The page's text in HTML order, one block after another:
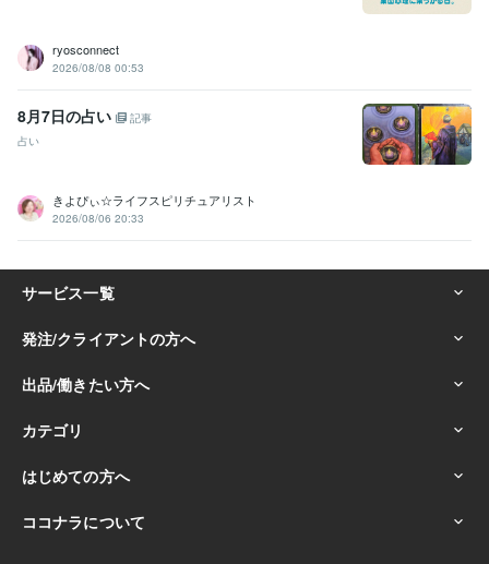
ryosconnect
2026/08/08 00:53
8月7日の占い
記事
占い
きよぴぃ☆ライフスピリチュアリスト
2026/08/06 20:33